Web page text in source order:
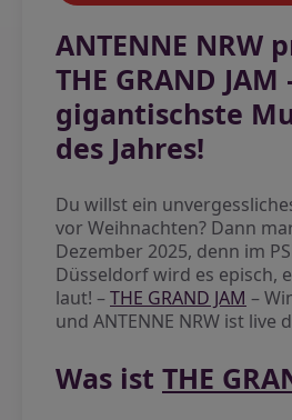
ANTENNE NRW
THE GRAND JAM
gigantischste
des Jahres!
Du willst ein
vor Weihnachten? Dann
Dezember 2025, denn im
Düsseldorf wird es episch,
laut! –THE GRAND JAM –
und ANTENNE NRW ist live
Was ist THE